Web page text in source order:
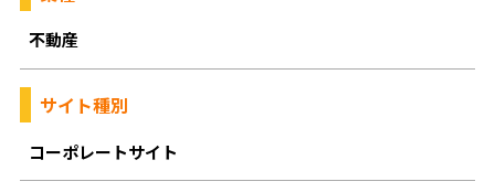
不動産
サイト種別
コーポレートサイト